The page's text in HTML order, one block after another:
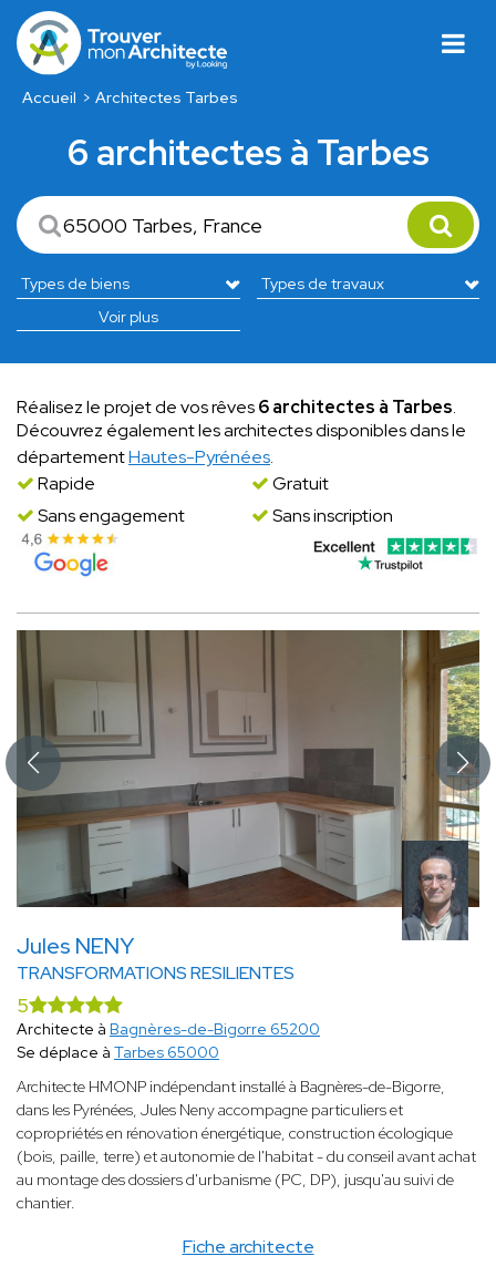
Accueil Architectes Tarbes
6 architectes à Tarbes
Voir plus
Réalisez le projet de vos rêves6 architectes à Tarbes.
Découvrez également les architectes disponibles dans le
départementHautes-Pyrénées.
Rapide
Gratuit
Sans engagement
Sans inscription
Jules NENY
TRANSFORMATIONS RESILIENTES
Fiche architecte
5
Architecte à Bagnères-de-Bigorre 65200
Se déplace à Tarbes 65000
Architecte HMONP indépendant installé à Bagnères-de-Bigorre,
dans les Pyrénées, Jules Neny accompagne particuliers et
copropriétés en rénovation énergétique, construction écologique
(bois, paille, terre) et autonomie de l'habitat - du conseil avant achat
au montage des dossiers d'urbanisme (PC, DP), jusqu'au suivi de
chantier.